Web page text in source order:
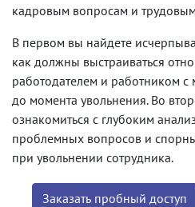
кадровым вопросам и
В первом вы найдете
как должны выстраиваться
работодателем и работником
до момента увольнения. Во
ознакомиться с глубоким
проблемных вопросов и
при увольнении сотрудника.
Заказать пробный доступ